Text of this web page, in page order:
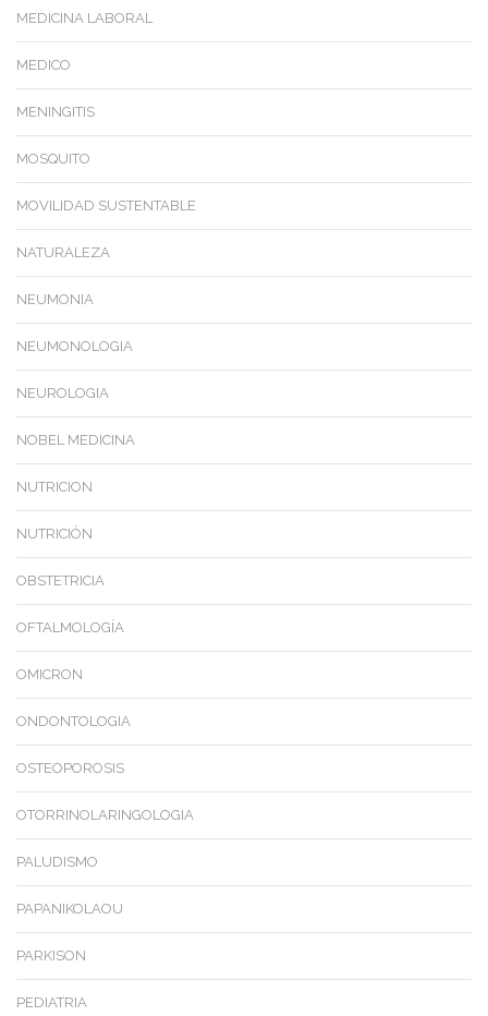
MEDICINA LABORAL
MEDICO
MENINGITIS
MOSQUITO
MOVILIDAD SUSTENTABLE
NATURALEZA
NEUMONIA
NEUMONOLOGIA
NEUROLOGIA
NOBEL MEDICINA
NUTRICION
NUTRICIÓN
OBSTETRICIA
OFTALMOLOGÍA
OMICRON
ONDONTOLOGIA
OSTEOPOROSIS
OTORRINOLARINGOLOGIA
PALUDISMO
PAPANIKOLAOU
PARKISON
PEDIATRIA